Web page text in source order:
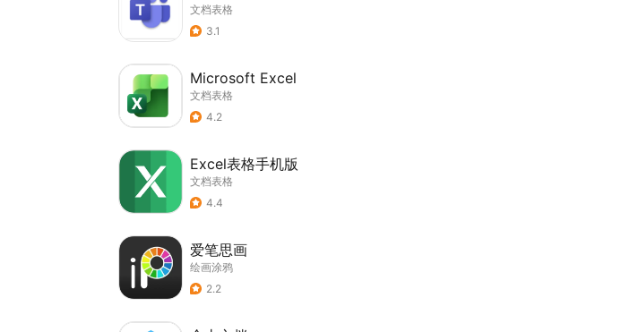
文档表格
3.1
Microsoft Excel
文档表格
4.2
Excel表格手机版
文档表格
4.4
爱笔思画
绘画涂鸦
2.2